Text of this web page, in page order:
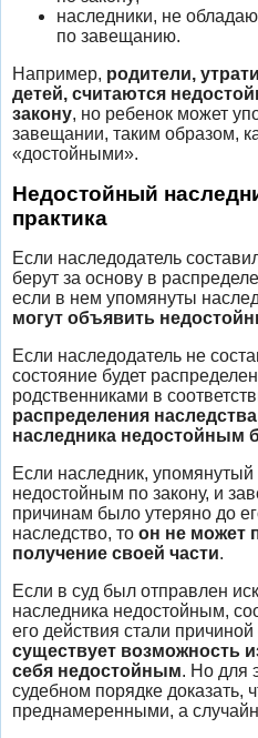
наследники, не
по завещанию.
Например, родители,
детей, считаются
закону, но ребенок может
завещании, таким образом,
«достойными».
Недостойный
практика
Если наследодатель
берут за основу в
если в нем упомянуты
могут объявить
Если наследодатель не
состояние будет
родственниками в
распределения
наследника недостойным
Если наследник,
недостойным по закону, и
причинам было утеряно до
наследство, то он не может
получение своей части.
Если в суд был отправлен
наследника недостойным,
его действия стали
существует возможность
себя недостойным. Но для
судебном порядке доказать,
преднамеренными, а